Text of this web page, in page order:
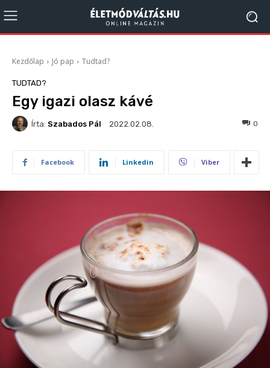
Kezdőlap Jó pap Tudtad?
TUDTAD?
Egy igazi olasz kávé
Írta: Szabados Pál 2022.02.08. 0
Facebook Linkedin Viber